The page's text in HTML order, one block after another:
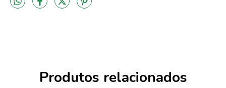
Produtos relacionados